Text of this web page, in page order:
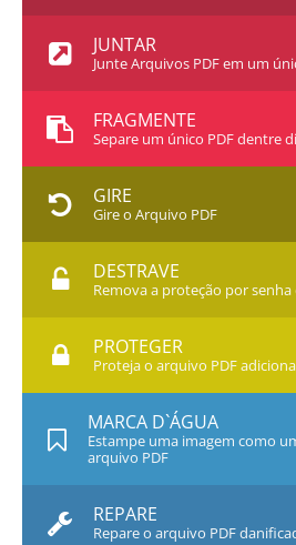
JUNTAR
Junte Arquivos PDF em um
FRAGMENTE
Separe um único PDF dentre
GIRE
Gire o Arquivo PDF
DESTRAVE
Remova a proteção por senha
PROTEGER
Proteja o arquivo PDF
MARCA D`ÁGUA
Estampe uma imagem como
arquivo PDF
REPARE
Repare o arquivo PDF